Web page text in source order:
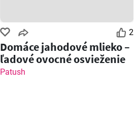
2
Domáce jahodové mlieko –
ľadové ovocné osvieženie
Patush